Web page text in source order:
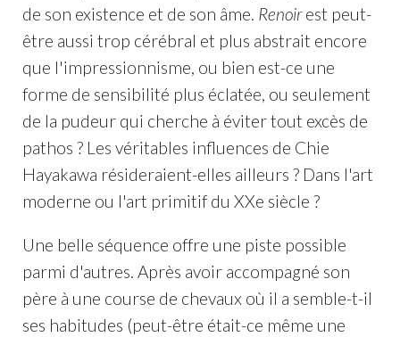
de son existence et de son âme. Renoirest peut-
être aussi trop cérébral et plus abstrait encore
que l'impressionnisme, ou bien est-ce une
forme de sensibilité plus éclatée, ou seulement
de la pudeur qui cherche à éviter tout excès de
pathos ? Les véritables influences de Chie
Hayakawa résideraient-elles ailleurs ? Dans l'art
moderne ou l'art primitif du XXe siècle ?
Une belle séquence offre une piste possible
parmi d'autres. Après avoir accompagné son
père à une course de chevaux où il a semble-t-il
ses habitudes (peut-être était-ce même une